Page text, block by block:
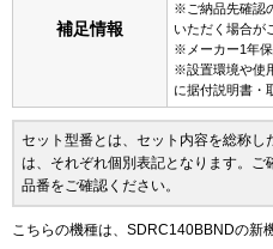
補足情報
※ご納品先確認
いただく場合が
※メーカー1年保
※設置環境や使
に据付説明書・
セット型番とは、セット内容を総称
は、それぞれ個別表記となります。
品番をご確認ください。
こちらの機種は、SDRC140BBNDの新